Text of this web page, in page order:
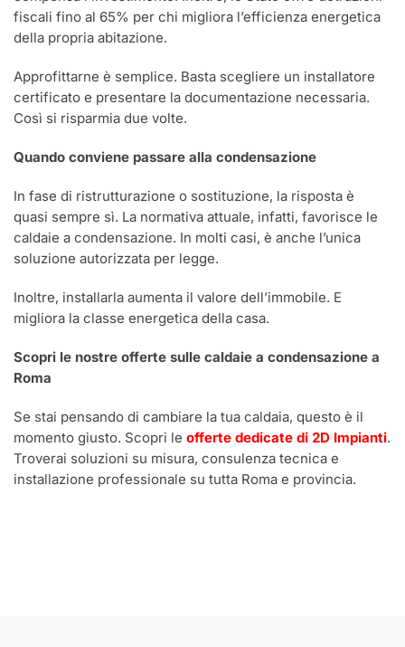
fiscali fino al 65% per chi migliora l’efficienza energetica
della propria abitazione.
Approfittarne è semplice. Basta scegliere un installatore
certificato e presentare la documentazione necessaria.
Così si risparmia due volte.
Quando conviene passare alla condensazione
In fase di ristrutturazione o sostituzione, la risposta è
quasi sempre sì. La normativa attuale, infatti, favorisce le
caldaie a condensazione. In molti casi, è anche l’unica
soluzione autorizzata per legge.
Inoltre, installarla aumenta il valore dell’immobile. E
migliora la classe energetica della casa.
Scopri le nostre offerte sulle caldaie a condensazione a
Roma
Se stai pensando di cambiare la tua caldaia, questo è il
momento giusto. Scopri le offerte dedicate di 2D Impianti.
Troverai soluzioni su misura, consulenza tecnica e
installazione professionale su tutta Roma e provincia.